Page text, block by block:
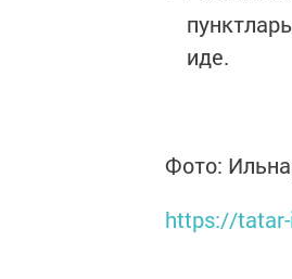
иде.
Фото:
https://